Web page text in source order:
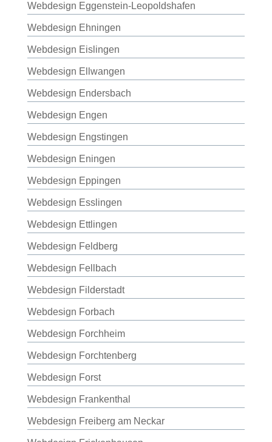
Webdesign Eggenstein-Leopoldshafen
Webdesign Ehningen
Webdesign Eislingen
Webdesign Ellwangen
Webdesign Endersbach
Webdesign Engen
Webdesign Engstingen
Webdesign Eningen
Webdesign Eppingen
Webdesign Esslingen
Webdesign Ettlingen
Webdesign Feldberg
Webdesign Fellbach
Webdesign Filderstadt
Webdesign Forbach
Webdesign Forchheim
Webdesign Forchtenberg
Webdesign Forst
Webdesign Frankenthal
Webdesign Freiberg am Neckar